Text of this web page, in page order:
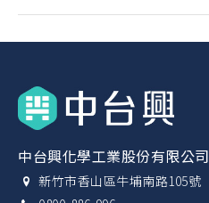
中台興化學工業股份有限公司
新竹市香山區牛埔南路105號